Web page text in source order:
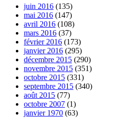
juin 2016 (135)
mai 2016 (147)
avril 2016 (108)
mars 2016 (37)
février 2016 (173)
janvier 2016 (295)
décembre 2015 (290)
novembre 2015 (351)
octobre 2015 (331)
septembre 2015 (340)
août 2015 (77)
octobre 2007 (1)
janvier 1970 (63)